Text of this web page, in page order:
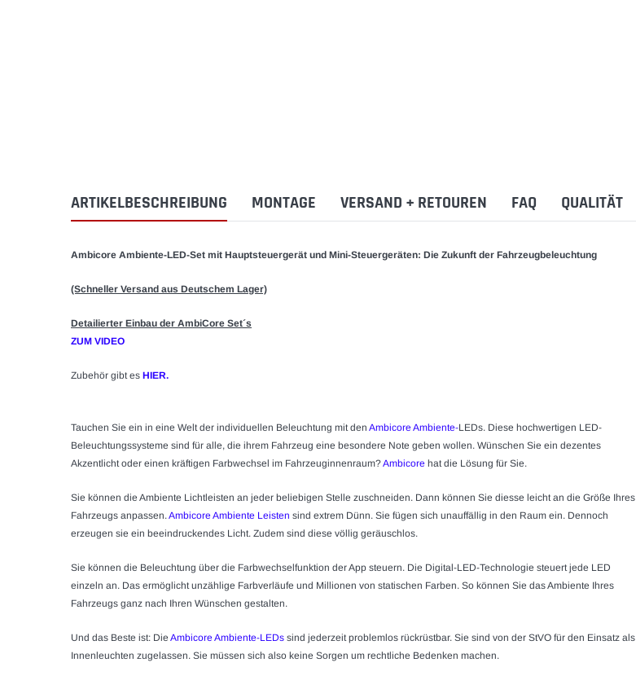
ARTIKELBESCHREIBUNG MONTAGE VERSAND + RETOUREN FAQ QUALITÄT
Ambicore Ambiente-LED-Set mit Hauptsteuergerät und Mini-Steuergeräten: Die Zukunft der Fahrzeugbeleuchtung
(Schneller Versand aus Deutschem Lager)
Detailierter Einbau der AmbiCore Set´s
ZUM VIDEO
Zubehör gibt es HIER.
Tauchen Sie ein in eine Welt der individuellen Beleuchtung mit den Ambicore Ambiente-LEDs. Diese hochwertigen LED-
Beleuchtungssysteme sind für alle, die ihrem Fahrzeug eine besondere Note geben wollen. Wünschen Sie ein dezentes
Akzentlicht oder einen kräftigen Farbwechsel im Fahrzeuginnenraum?Ambicore hat die Lösung für Sie.
Sie können die Ambiente Lichtleisten an jeder beliebigen Stelle zuschneiden. Dann können Sie diesse leicht an die Größe Ihres
Fahrzeugs anpassen.Ambicore Ambiente Leisten sind extrem Dünn. Sie fügen sich unauffällig in den Raum ein. Dennoch
erzeugen sie ein beeindruckendes Licht. Zudem sind diese völlig geräuschlos.
Sie können die Beleuchtung über die Farbwechselfunktion der App steuern. Die Digital-LED-Technologie steuert jede LED
einzeln an. Das ermöglicht unzählige Farbverläufe und Millionen von statischen Farben. So können Sie das Ambiente Ihres
Fahrzeugs ganz nach Ihren Wünschen gestalten.
Und das Beste ist: Die Ambicore Ambiente-LEDs sind jederzeit problemlos rückrüstbar. Sie sind von der StVO für den Einsatz als
Innenleuchten zugelassen. Sie müssen sich also keine Sorgen um rechtliche Bedenken machen.